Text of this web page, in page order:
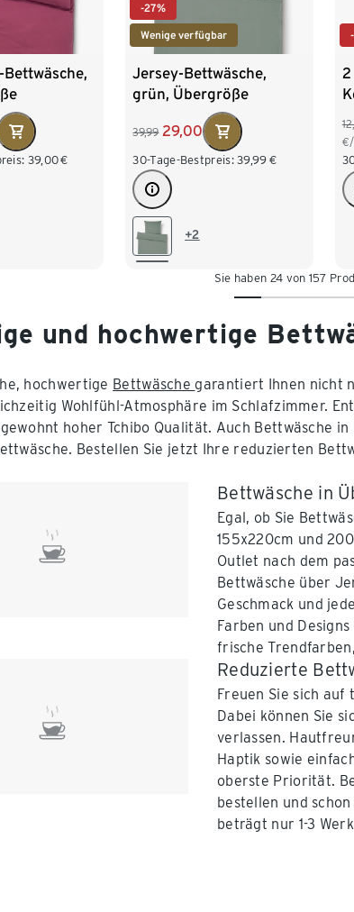
39,00€
-27%
Wenige verfügbar
Jersey-Bettwäsche,
grün, Übergröße
39,99 29,00
30-Tage-Bestpreis: 39,99 €
+2
€/
Sie haben 24 von 157
und hochwertige
hochwertige Bettwäschegarantiert Ihnen nicht
Wohlfühl-Atmosphäre im Schlafzimmer.
hoher Tchibo Qualität. Auch Bettwäsche
Bestellen Sie jetzt Ihre reduzierten
Bettwäsche in
Egal, ob Sie
155x220cm und
Outlet nach dem
Bettwäsche über
Geschmack und
Farben und
frische
Reduzierte
Freuen Sie sich
Dabei können Sie
verlassen.
Haptik sowie
oberste Priorität.
bestellen und
beträgt nur 1-3